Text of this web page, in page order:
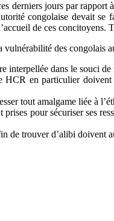
derniers jours par
congolaise devait
de ces
vulnérabilité des
interpellée dans le souci
en particulier
tout amalgame liée à
prises pour sécuriser ses
de trouver d’alibi doivent